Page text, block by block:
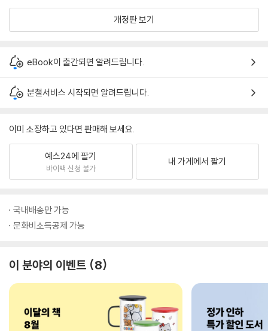
개정판 보기
eBook이 출간되면 알려드립니다.
분철서비스 시작되면 알려드립니다.
이미 소장하고 있다면 판매해 보세요.
예스24에 팔기
바이백 신청 불가
내 가게에서 팔기
국내배송만 가능
문화비소득공제 가능
이 분야의 이벤트 8